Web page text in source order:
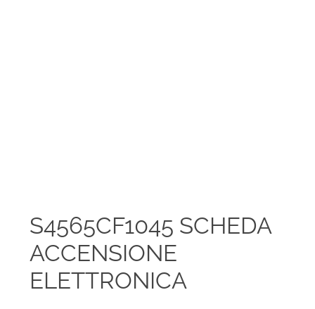
S4565CF1045 SCHEDA
ACCENSIONE
ELETTRONICA